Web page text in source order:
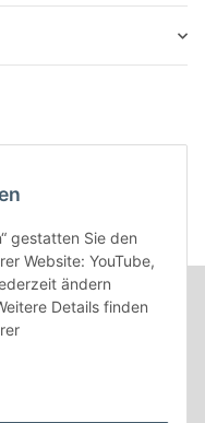
gestatten Sie den
Website: YouTube,
ändern
Details finden